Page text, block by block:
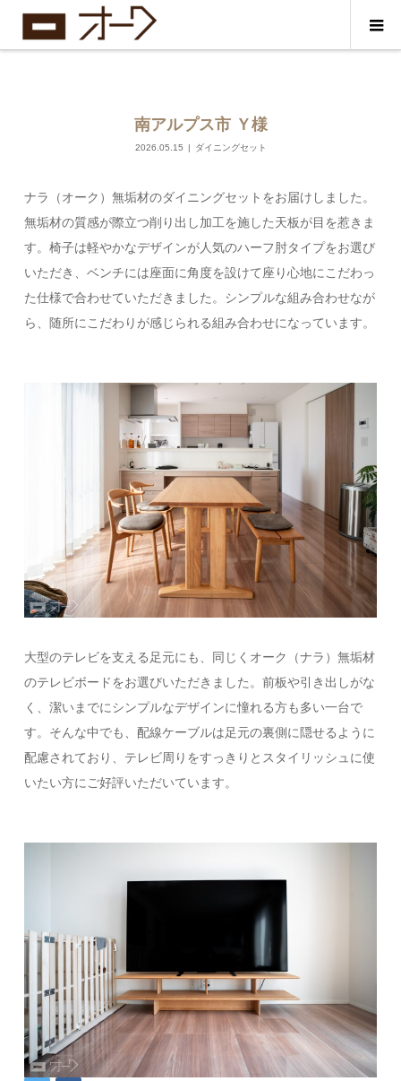
南アルプス市 Ｙ様
2026.05.15 ダイニングセット
ナラ（オーク）無垢材のダイニングセットをお届けしました。
無垢材の質感が際立つ削り出し加工を施した天板が目を惹きま
す。椅子は軽やかなデザインが人気のハーフ肘タイプをお選び
いただき、ベンチには座面に角度を設けて座り心地にこだわっ
た仕様で合わせていただきました。シンプルな組み合わせなが
ら、随所にこだわりが感じられる組み合わせになっています。
大型のテレビを支える足元にも、同じくオーク（ナラ）無垢材
のテレビボードをお選びいただきました。前板や引き出しがな
く、潔いまでにシンプルなデザインに憧れる方も多い一台で
す。そんな中でも、配線ケーブルは足元の裏側に隠せるように
配慮されており、テレビ周りをすっきりとスタイリッシュに使
いたい方にご好評いただいています。